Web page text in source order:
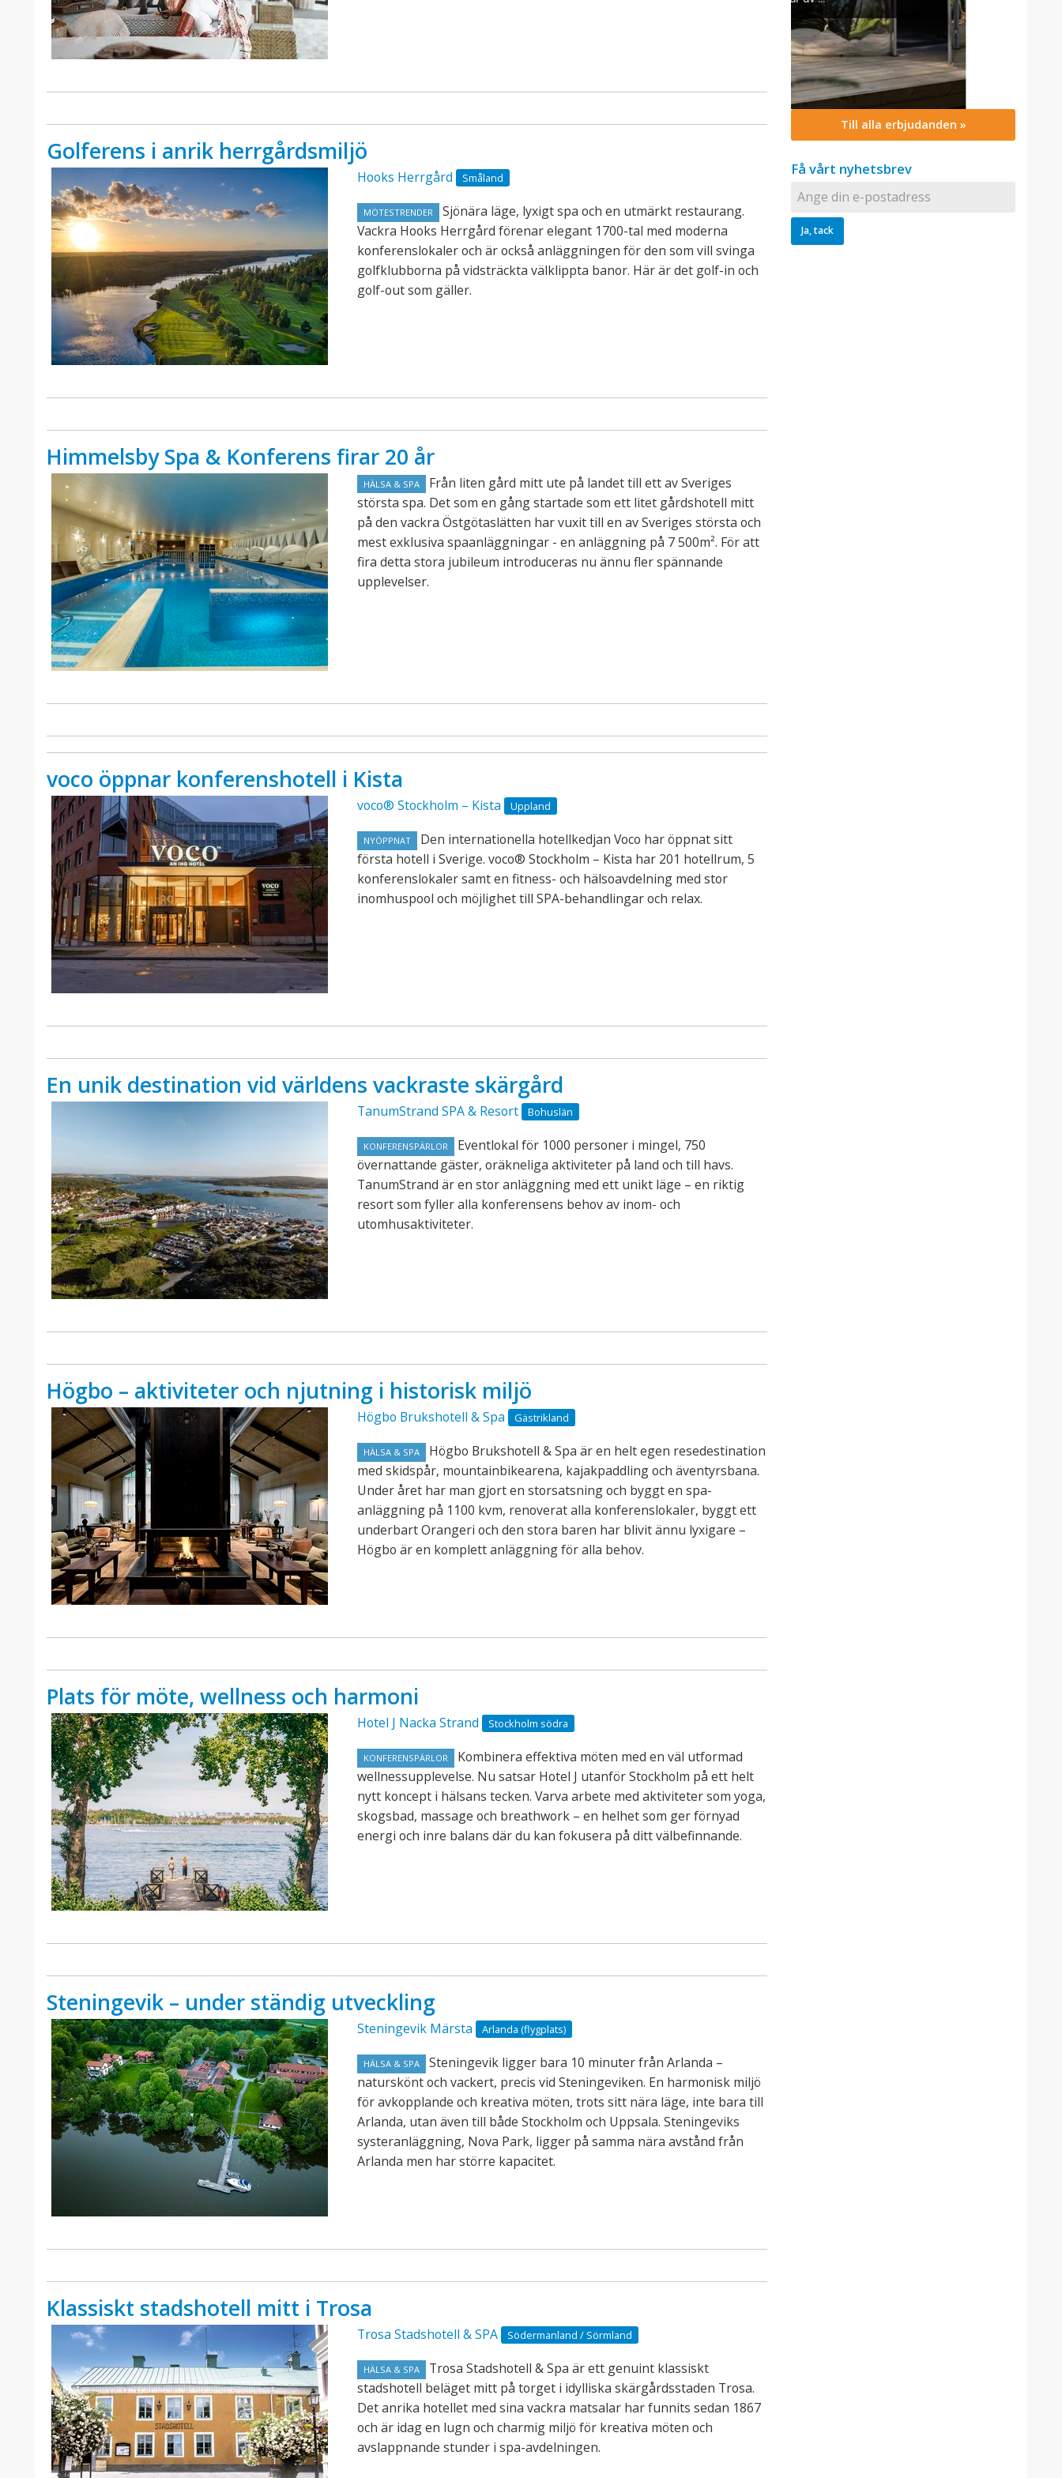
Golferens i anrik herrgårdsmiljö
Hooks Herrgård Småland
MÖTESTRENDER
Sjönära läge, lyxigt spa och en utmärkt restaurang.
Vackra Hooks Herrgård förenar elegant 1700-tal med moderna
konferenslokaler och är också anläggningen för den som vill svinga
golfklubborna på vidsträckta välklippta banor. Här är det golf-in och
golf-out som gäller.
Himmelsby Spa & Konferens firar 20 år
HÄLSA & SPA
Från liten gård mitt ute på landet till ett av Sveriges
största spa. Det som en gång startade som ett litet gårdshotell mitt
på den vackra Östgötaslätten har vuxit till en av Sveriges största och
mest exklusiva spaanläggningar - en anläggning på 7 500m². För att
fira detta stora jubileum introduceras nu ännu fler spännande
upplevelser.
voco öppnar konferenshotell i Kista
voco® Stockholm – Kista Uppland
NYÖPPNAT
Den internationella hotellkedjan Voco har öppnat sitt
första hotell i Sverige. voco® Stockholm – Kista har 201 hotellrum, 5
konferenslokaler samt en fitness- och hälsoavdelning med stor
inomhuspool och möjlighet till SPA-behandlingar och relax.
En unik destination vid världens vackraste skärgård
TanumStrand SPA & Resort Bohuslän
KONFERENSPÄRLOR
Eventlokal för 1000 personer i mingel, 750
övernattande gäster, oräkneliga aktiviteter på land och till havs.
TanumStrand är en stor anläggning med ett unikt läge – en riktig
resort som fyller alla konferensens behov av inom- och
utomhusaktiviteter.
Högbo – aktiviteter och njutning i historisk miljö
Högbo Brukshotell & Spa Gästrikland
HÄLSA & SPA
Högbo Brukshotell & Spa är en helt egen resedestination
med skidspår, mountainbikearena, kajakpaddling och äventyrsbana.
Under året har man gjort en storsatsning och byggt en spa-
anläggning på 1100 kvm, renoverat alla konferenslokaler, byggt ett
underbart Orangeri och den stora baren har blivit ännu lyxigare –
Högbo är en komplett anläggning för alla behov.
Plats för möte, wellness och harmoni
Hotel J Nacka Strand Stockholm södra
KONFERENSPÄRLOR
Kombinera effektiva möten med en väl utformad
wellnessupplevelse. Nu satsar Hotel J utanför Stockholm på ett helt
nytt koncept i hälsans tecken. Varva arbete med aktiviteter som yoga,
skogsbad, massage och breathwork – en helhet som ger förnyad
energi och inre balans där du kan fokusera på ditt välbefinnande.
Steningevik – under ständig utveckling
Steningevik Märsta Arlanda (flygplats)
HÄLSA & SPA
Steningevik ligger bara 10 minuter från Arlanda –
naturskönt och vackert, precis vid Steningeviken. En harmonisk miljö
för avkopplande och kreativa möten, trots sitt nära läge, inte bara till
Arlanda, utan även till både Stockholm och Uppsala. Steningeviks
systeranläggning, Nova Park, ligger på samma nära avstånd från
Arlanda men har större kapacitet.
Klassiskt stadshotell mitt i Trosa
Trosa Stadshotell & SPA Södermanland / Sörmland
HÄLSA & SPA
Trosa Stadshotell & Spa är ett genuint klassiskt
stadshotell beläget mitt på torget i idylliska skärgårdsstaden Trosa.
Det anrika hotellet med sina vackra matsalar har funnits sedan 1867
och är idag en lugn och charmig miljö för kreativa möten och
avslappnande stunder i spa-avdelningen.
Till alla erbjudanden »
Få vårt nyhetsbrev